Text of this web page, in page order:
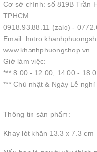
Cơ sở chính: số 819B Trần
TPHCM
0918.93.88.11 (zalo) -
Email:
www.khanhphuongshop.vn
Giờ làm việc:
*** 8:00 - 12:00, 14:00 -
*** Chủ nhật & Ngày Lễ nghỉ
Thông tin sản phẩm:
Khay lót khăn 13.3 x 7.3 cm